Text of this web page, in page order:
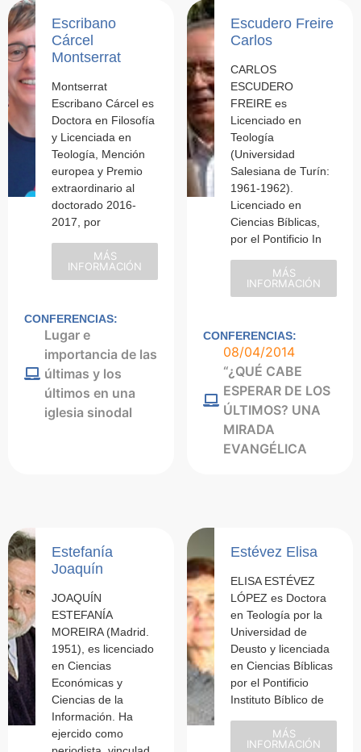
Escribano
Cárcel
Montserrat
Montserrat
Escribano Cárcel es
Doctora en Filosofía
y Licenciada en
Teología, Mención
europea y Premio
extraordinario al
doctorado 2016-
2017, por
MÁS
INFORMACIÓN
CONFERENCIAS:
Lugar e
importancia de las
últimas y los
últimos en una
iglesia sinodal
Escudero Freire
Carlos
CARLOS
ESCUDERO
FREIRE es
Licenciado en
Teología
(Universidad
Salesiana de Turín:
1961-1962).
Licenciado en
Ciencias Bíblicas,
por el Pontificio In
MÁS
INFORMACIÓN
CONFERENCIAS:
08/04/2014
“¿QUÉ CABE
ESPERAR DE LOS
ÚLTIMOS? UNA
MIRADA
EVANGÉLICA
Estefanía
Joaquín
JOAQUÍN
ESTEFANÍA
MOREIRA (Madrid.
1951), es licenciado
en Ciencias
Económicas y
Ciencias de la
Información. Ha
ejercido como
Estévez Elisa
ELISA ESTÉVEZ
LÓPEZ es Doctora
en Teología por la
Universidad de
Deusto y licenciada
en Ciencias Bíblicas
por el Pontificio
Instituto Bíblico de
MÁS
INFORMACIÓN